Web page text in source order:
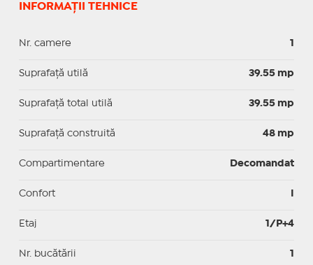
INFORMAȚII TEHNICE
Nr. camere 1
Suprafaţă utilă 39.55 mp
Suprafaţă total utilă 39.55 mp
Suprafaţă construită 48 mp
Compartimentare Decomandat
Confort
Etaj 1/P+4
Nr. bucătării 1